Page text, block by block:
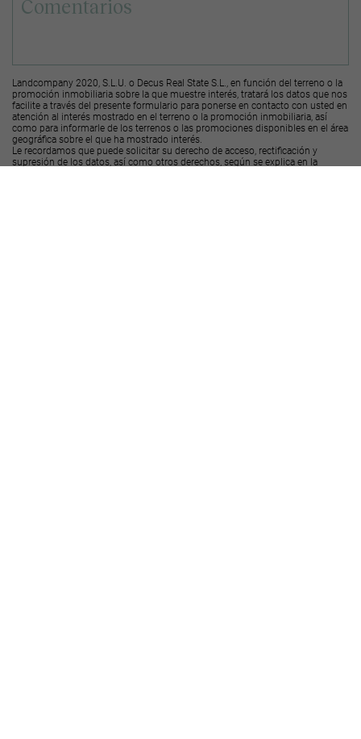
Landcompany 2020, S.L.U. o Decus Real State S.L., en función del terreno o la
promoción inmobiliaria sobre la que muestre interés, tratará los datos que nos
facilite a través del presente formulario para ponerse en contacto con usted en
atención al interés mostrado en el terreno o la promoción inmobiliaria, así
como para informarle de los terrenos o las promociones disponibles en el área
geográfica sobre el que ha mostrado interés.
Le recordamos que puede solicitar su derecho de acceso, rectificación y
supresión de los datos, así como otros derechos, según se explica en la